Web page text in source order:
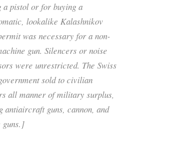
pistol or for buying a
lookalike Kalashnikov
was necessary for a non-
gun. Silencers or noise
were unrestricted. The Swiss
sold to civilian
all manner of military surplus,
antiaircraft guns, cannon, and
guns.]